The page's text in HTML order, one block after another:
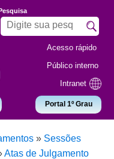
Acesso rápido
Público interno
Intranet
Portal 1º Grau
» Sessões
Atas de Julgamento